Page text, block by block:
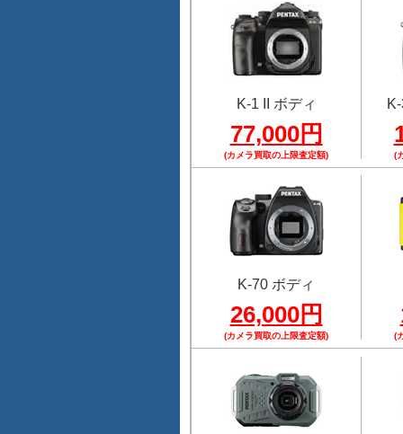
K-1 II ボディ
77,000円
(カメラ買取の上限査定額) (
K-70 ボディ
26,000円
(カメラ買取の上限査定額) (